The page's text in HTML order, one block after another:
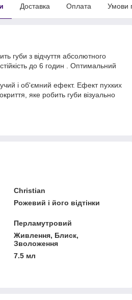
Доставка Оплата Умови
губи з відчуття абсолютного
до 6 годин . Оптимальний
і об'ємний ефект. Ефект пухких
яке робить губи візуально
Christian
Рожевий і його відтінки
Перламутровий
Живлення, Блиск,
Зволоження
7.5 мл